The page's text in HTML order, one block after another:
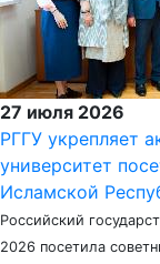
27 июля 2026
РГГУ укрепляет
университет
Исламской
Российский
2026 посетила